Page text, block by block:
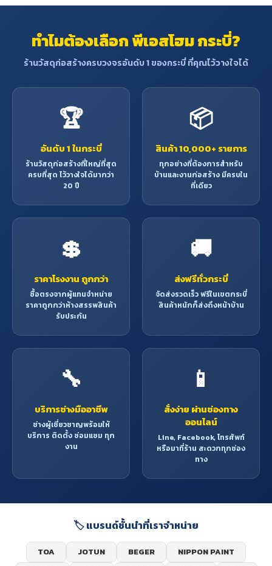
ทำไมต้องเลือก พีเอสโฮม กระบี่?
ร้านวัสดุก่อสร้างครบวงจรอันดับ 1 ของกระบี่ ที่คุณไว้วางใจได้
🏆
อันดับ 1 ในกระบี่
ร้านวัสดุก่อสร้างที่ใหญ่ที่สุด
ครบที่สุด ไว้วางใจได้มากว่า
20 ปี
📦
สินค้า 10,000+ รายการ
ทุกอย่างที่ต้องการสำหรับ
บ้านและงานก่อสร้าง มีครบใน
ที่เดียว
💲
ราคาโรงงาน ถูกกว่า
ซื้อตรงจากผู้แทนจำหน่าย
ราคาถูกกว่าห้างสรรพสินค้า
รับประกัน
🚚
ส่งฟรีทั่วกระบี่
จัดส่งรวดเร็ว ฟรีในเขตกระบี่
สินค้าหนักก็ส่งถึงหน้าบ้าน
🔧
บริการช่างมืออาชีพ
ช่างผู้เชี่ยวชาญพร้อมให้
บริการ ติดตั้ง ซ่อมแซม ทุก
งาน
📱
สั่งง่าย ผ่านช่องทาง
ออนไลน์
Line, Facebook, โทรศัพท์
หรือมาที่ร้าน สะดวกทุกช่อง
ทาง
🏷️ แบรนด์ชั้นนำที่เราจำหน่าย
TOA JOTUN BEGER
NIPPON PAINT